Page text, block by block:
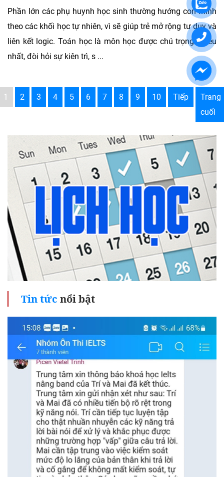
Phần lớn các phụ huynh học sinh thường hướng con mình
theo các khối học tự nhiên, vì sẽ giúp trẻ mở rộng tư duy và
liên kết logic. Toán học là môn học được chú trọng nhiều
nhất, đòi hỏi sự kiên trì, s ...
1 2 3 4 5 6 7 8 9 10 Tiếp
Trang
cuối
Tin tức nổi bật